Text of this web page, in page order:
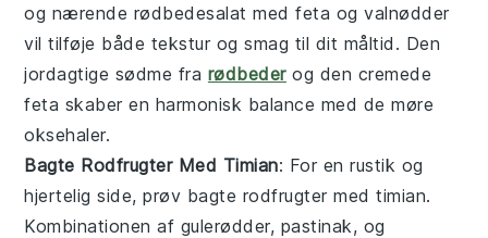
og nærende rødbedesalat medfeta ogvalnødder
vil tilføje både tekstur og smag til dit måltid. Den
jordagtige sødme fra rødbederog den cremede
feta skaber en harmonisk balance med de møre
oksehaler.
Bagte Rodfrugter Med Timian: For en rustik og
hjertelig side, prøv bagte rodfrugter medtimian.
Kombinationen af gulerødder, pastinak, og